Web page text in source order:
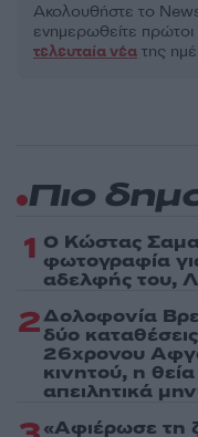
Ακολουθήστε το
ενημερωθείτε πρώτοι
τελευταία νέα της
Πιο
1 Ο Κώστας
φωτογραφία
αδελφής του,
2Δολοφονία
δύο
26χρονου
κινητού, η
απειλητικά
«Αφιέρωσε τη